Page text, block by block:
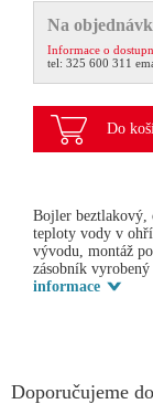
Na
Informace o
tel: 325 600 311
Do
Bojler beztlakový,
teploty vody v
vývodu, montáž
zásobník
informace
Doporučujeme